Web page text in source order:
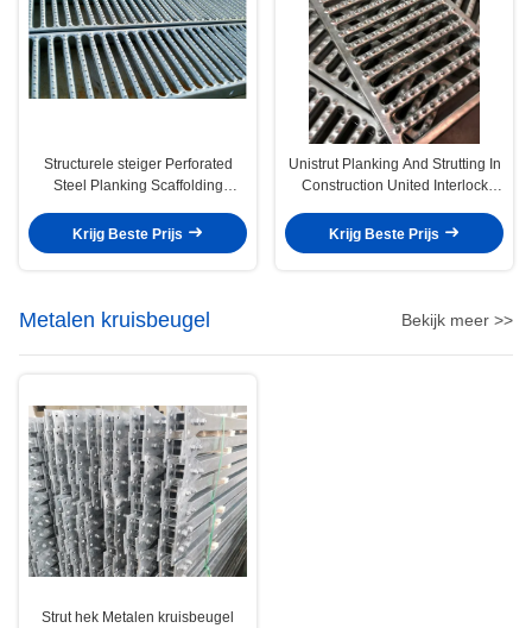
Structurele steiger Perforated
Steel Planking Scaffolding
Krijg Beste Prijs
Unistrut Planking And Strutting In
Construction United Interlock
Krijg Beste Prijs
Metalen kruisbeugel Bekijk meer >>
Strut hek Metalen kruisbeugel